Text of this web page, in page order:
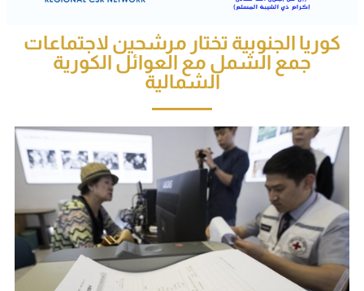
كوريا الجنوبية تختار مرشحين لاجتماعات
جمع الشمل مع العوائل الكورية
الشمالية